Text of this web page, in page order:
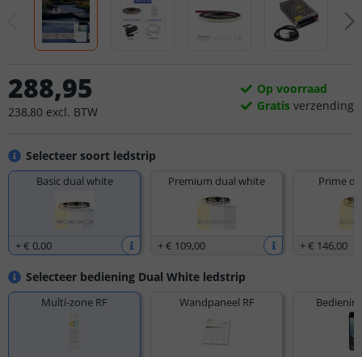
Selecteer soort ledstrip
Basic dual white
+€ 0,00
Premium dual white
+€ 109,00
Prime
+€ 146,00
Selecteer bediening Dual White ledstrip
Multi-zone RF Wandpaneel RF
288,95
238,80 excl. BTW
Op voorraad
Gratis verzending